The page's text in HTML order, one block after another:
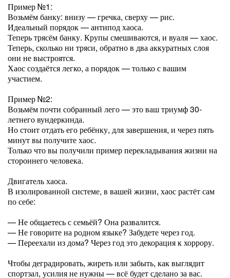
Пример №1:
Возьмём банку: внизу — гречка, сверху — рис.
Идеальный порядок — антипод хаоса.
Теперь трясём банку. Крупы смешиваются, и вуаля — хаос.
Теперь, сколько ни тряси, обратно в два аккуратных слоя
они не выстроятся.
Хаос создаётся легко, а порядок — только с вашим
участием.
Пример №2:
Возьмём почти собранный лего — это ваш триумф 30-
летнего вундеркинда.
Но стоит отдать его ребёнку, для завершения, и через пять
минут вы получите хаос.
Только что вы получили пример перекладывания жизни на
стороннего человека.
Двигатель хаоса.
В изолированной системе, в вашей жизни, хаос растёт сам
по себе:
— Не общаетесь с семьёй? Она развалится.
— Не говорите на родном языке? Забудете через год.
— Переехали из дома? Через год это декорация к хоррору.
Чтобы деградировать, жиреть или забыть, как выглядит
спортзал, усилия не нужны — всё будет сделано за вас.